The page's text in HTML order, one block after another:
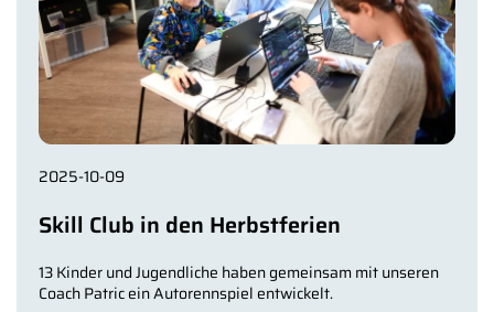
2025-10-09
Skill Club in den Herbstferien
13 Kinder und Jugendliche haben gemeinsam mit unseren
Coach Patric ein Autorennspiel entwickelt.